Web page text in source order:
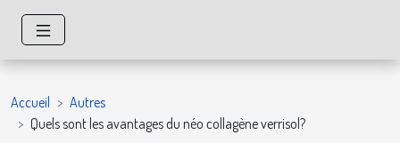
Accueil
Autres
Quels sont les avantages du néo collagène verrisol?